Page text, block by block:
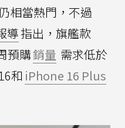
相當熱門，不過
導指出，旗艦款
預購銷量 需求低於
和 iPhone 16 Plus